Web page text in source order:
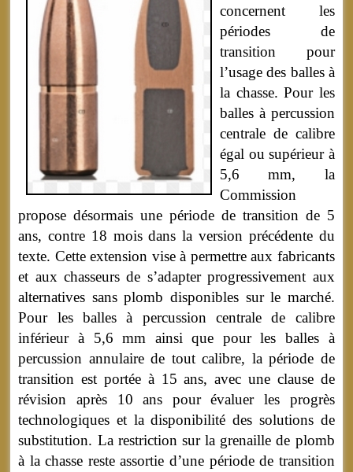
concernent les
périodes de
transition pour
l’usage des balles à
la chasse. Pour les
balles à percussion
centrale de calibre
égal ou supérieur à
5,6 mm, la
Commission
propose désormais une période de transition de 5
ans, contre 18 mois dans la version précédente du
texte. Cette extension vise à permettre aux fabricants
et aux chasseurs de s’adapter progressivement aux
alternatives sans plomb disponibles sur le marché.
Pour les balles à percussion centrale de calibre
inférieur à 5,6 mm ainsi que pour les balles à
percussion annulaire de tout calibre, la période de
transition est portée à 15 ans, avec une clause de
révision après 10 ans pour évaluer les progrès
technologiques et la disponibilité des solutions de
substitution. La restriction sur la grenaille de plomb
à la chasse reste assortie d’une période de transition